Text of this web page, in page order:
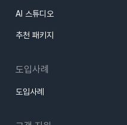
AI 스튜디오
추천 패키지
도입사례
도입사례